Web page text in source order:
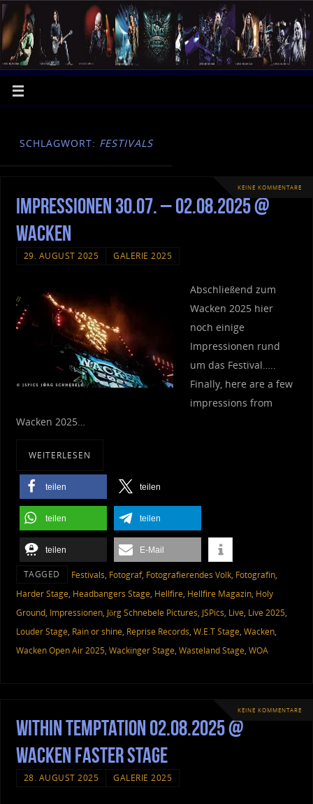
SCHLAGWORT: FESTIVALS
KEINE KOMMENTARE
Impressionen 30.07. – 02.08.2025 @
Wacken
29. AUGUST 2025 GALERIE 2025
Abschließend zum
Wacken 2025 hier
noch einige
Impressionen rund
um das Festival…..
Finally, here are a few
impressions from
Wacken 2025…
WEITERLESEN
teilen teilen
teilen teilen
teilen E-Mail
TAGGED Festivals, Fotograf, Fotografierendes Volk, Fotografin,
Harder Stage, Headbangers Stage, Hellfire, Hellfire Magazin, Holy
Ground, Impressionen, Jörg Schnebele Pictures, JSPics, Live, Live 2025,
Louder Stage, Rain or shine, Reprise Records, W.E.T Stage, Wacken,
Wacken Open Air 2025, Wackinger Stage, Wasteland Stage, WOA
KEINE KOMMENTARE
Within Temptation 02.08.2025 @
Wacken Faster Stage
28. AUGUST 2025 GALERIE 2025